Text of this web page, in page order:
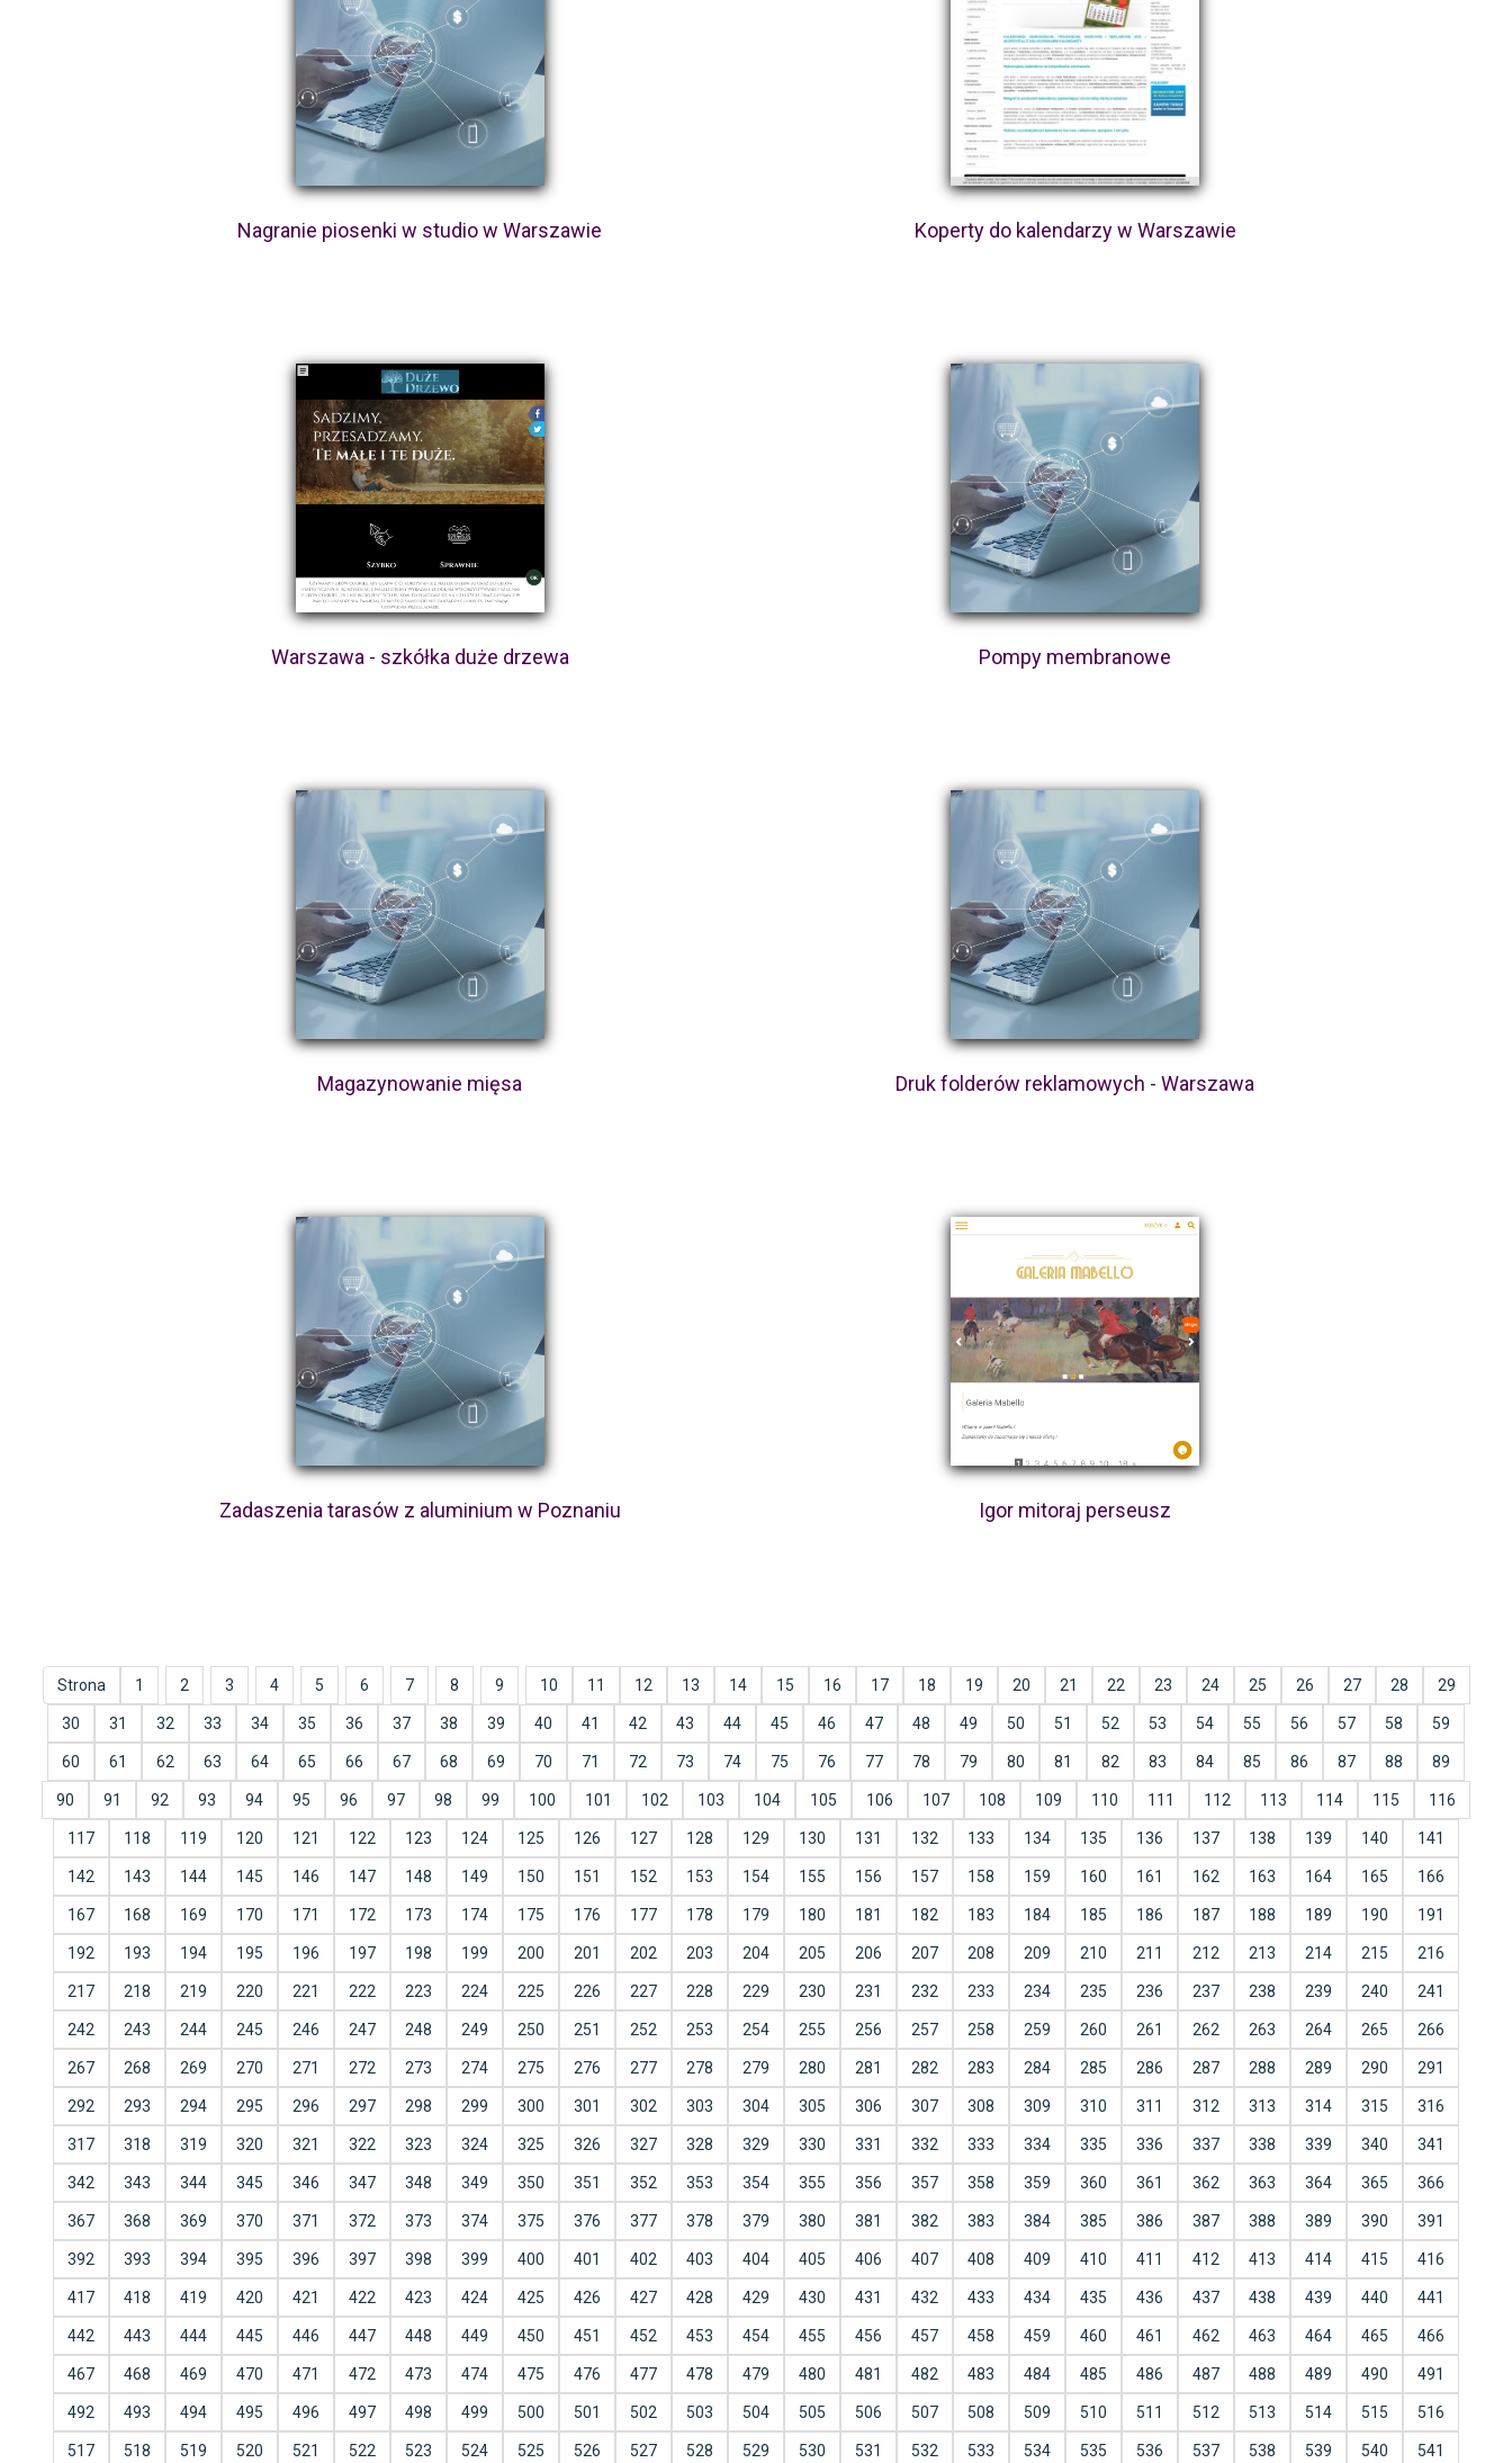
Nagranie piosenki w studio w Warszawie Koperty do kalendarzy w Warszawie
Warszawa - szkółka duże drzewa Pompy membranowe
Magazynowanie mięsa Druk folderów reklamowych - Warszawa
Zadaszenia tarasów z aluminium w Poznaniu Igor mitoraj perseusz
Strona 1 2 3 4 5 6 7 8 9 10 11 12 13 14 15 16 17 18 19 20 21 22 23 24 25 26 27 28 29
30 31 32 33 34 35 36 37 38 39 40 41 42 43 44 45 46 47 48 49 50 51 52 53 54 55 56 57 58 59
60 61 62 63 64 65 66 67 68 69 70 71 72 73 74 75 76 77 78 79 80 81 82 83 84 85 86 87 88 89
90 91 92 93 94 95 96 97 98 99 100 101 102 103 104 105 106 107 108 109 110 111 112 113 114 115 116
117 118 119 120 121 122 123 124 125 126 127 128 129 130 131 132 133 134 135 136 137 138 139 140 141
142 143 144 145 146 147 148 149 150 151 152 153 154 155 156 157 158 159 160 161 162 163 164 165 166
167 168 169 170 171 172 173 174 175 176 177 178 179 180 181 182 183 184 185 186 187 188 189 190 191
192 193 194 195 196 197 198 199 200 201 202 203 204 205 206 207 208 209 210 211 212 213 214 215 216
217 218 219 220 221 222 223 224 225 226 227 228 229 230 231 232 233 234 235 236 237 238 239 240 241
242 243 244 245 246 247 248 249 250 251 252 253 254 255 256 257 258 259 260 261 262 263 264 265 266
267 268 269 270 271 272 273 274 275 276 277 278 279 280 281 282 283 284 285 286 287 288 289 290 291
292 293 294 295 296 297 298 299 300 301 302 303 304 305 306 307 308 309 310 311 312 313 314 315 316
317 318 319 320 321 322 323 324 325 326 327 328 329 330 331 332 333 334 335 336 337 338 339 340 341
342 343 344 345 346 347 348 349 350 351 352 353 354 355 356 357 358 359 360 361 362 363 364 365 366
367 368 369 370 371 372 373 374 375 376 377 378 379 380 381 382 383 384 385 386 387 388 389 390 391
392 393 394 395 396 397 398 399 400 401 402 403 404 405 406 407 408 409 410 411 412 413 414 415 416
417 418 419 420 421 422 423 424 425 426 427 428 429 430 431 432 433 434 435 436 437 438 439 440 441
442 443 444 445 446 447 448 449 450 451 452 453 454 455 456 457 458 459 460 461 462 463 464 465 466
467 468 469 470 471 472 473 474 475 476 477 478 479 480 481 482 483 484 485 486 487 488 489 490 491
492 493 494 495 496 497 498 499 500 501 502 503 504 505 506 507 508 509 510 511 512 513 514 515 516
517 518 519 520 521 522 523 524 525 526 527 528 529 530 531 532 533 534 535 536 537 538 539 540 541